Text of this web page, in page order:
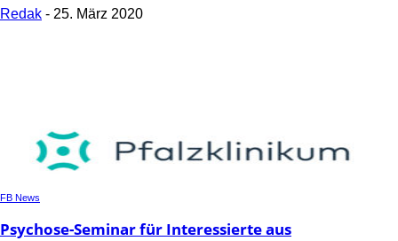
Redak - 25. März 2020
FB News
Psychose-Seminar für Interessierte aus